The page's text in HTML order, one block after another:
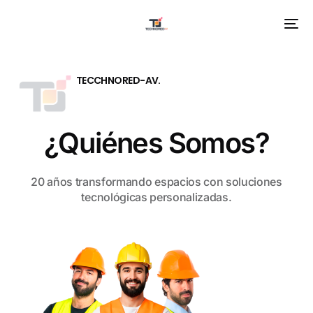
TECCHNORED-AV.
¿Quiénes Somos?
20 años transformando espacios con soluciones
tecnológicas personalizadas.